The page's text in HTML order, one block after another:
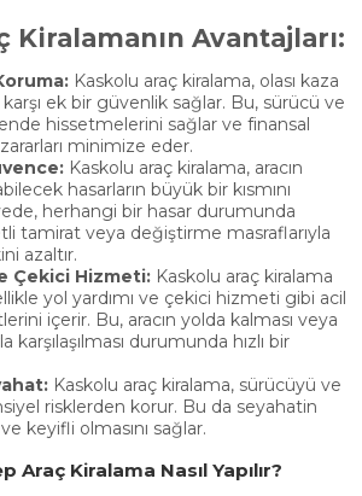
ARAÇ
FİLO
Kiralamanın Avantajları:
Kaskolu araç kiralama, olası kaza
ek bir güvenlik sağlar. Bu, sürücü ve
hissetmelerini sağlar ve finansal
minimize eder.
Kaskolu araç kiralama, aracın
hasarların büyük bir kısmını
herhangi bir hasar durumunda
tamirat veya değiştirme masraflarıyla
azaltır.
Çekici Hizmeti: Kaskolu araç kiralama
yol yardımı ve çekici hizmeti gibi acil
içerir. Bu, aracın yolda kalması veya
karşılaşılması durumunda hızlı bir
Kaskolu araç kiralama, sürücüyü ve
risklerden korur. Bu da seyahatin
keyifli olmasını sağlar.
Araç Kiralama Nasıl Yapılır?